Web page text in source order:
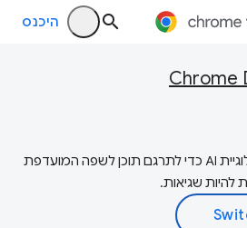
היכנס
Chrome
‫Google משתמשת בטכנולוגיית AI כדי לתרגם תוכן לשפה המועדפת
להיות שגיאות.